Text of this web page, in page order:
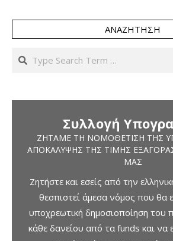
ΑΝΑΖΉΤΗΣΗ
Search
Συλλογή
ΖΗΤΆΜΕ ΤΗ ΝΟΜΟΘΈΤΙΣΗ ΤΗΣ
ΑΠΟΚΆΛΥΨΗΣ ΤΗΣ ΤΙΜΉΣ
ΜΑΣ
Ζητήστε και εσείς από την
θεσπιστεί άμεσα νόμος που θα
υποχρεωτική δημοσιοποίηση του
κάθε δανείου από τα funds και να